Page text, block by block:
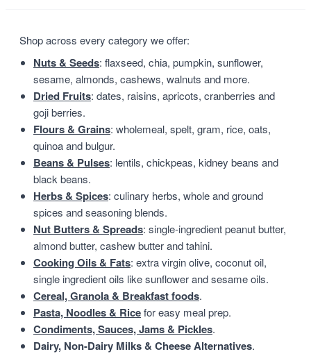
Shop across every category we offer:
Nuts & Seeds: flaxseed, chia, pumpkin, sunflower,
sesame, almonds, cashews, walnuts and more.
Dried Fruits: dates, raisins, apricots, cranberries and
goji berries.
Flours & Grains: wholemeal, spelt, gram, rice, oats,
quinoa and bulgur.
Beans & Pulses: lentils, chickpeas, kidney beans and
black beans.
Herbs & Spices: culinary herbs, whole and ground
spices and seasoning blends.
Nut Butters & Spreads: single-ingredient peanut butter,
almond butter, cashew butter and tahini.
Cooking Oils & Fats: extra virgin olive, coconut oil,
single ingredient oils like sunflower and sesame oils.
Cereal, Granola & Breakfast foods.
Pasta, Noodles & Ricefor easy meal prep.
Condiments, Sauces, Jams & Pickles.
Dairy, Non-Dairy Milks & Cheese Alternatives.